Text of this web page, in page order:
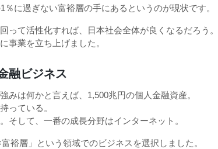
に過ぎない富裕層の手にあるというのが現状です。
って活性化すれば、日本社会全体が良くなるだろう。
事業を立ち上げました。
融ビジネス
みは何かと言えば、1,500兆円の個人金融資産。
っている。
そして、一番の成長分野はインターネット。
裕層」という領域でのビジネスを選択しました。